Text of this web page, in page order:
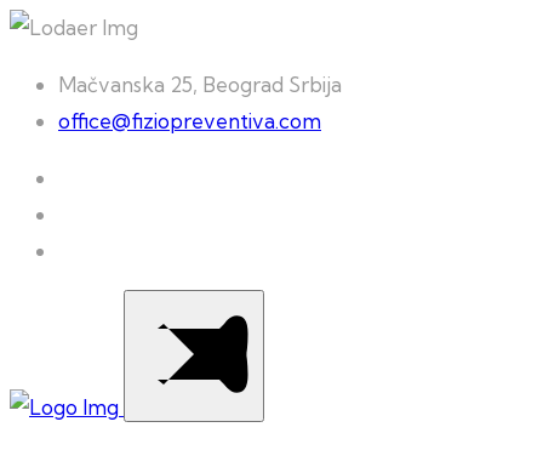
Mačvanska 25, Beograd Srbija
office@fiziopreventiva.com